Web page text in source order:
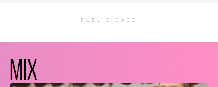
PUBLICIDADE
MIX